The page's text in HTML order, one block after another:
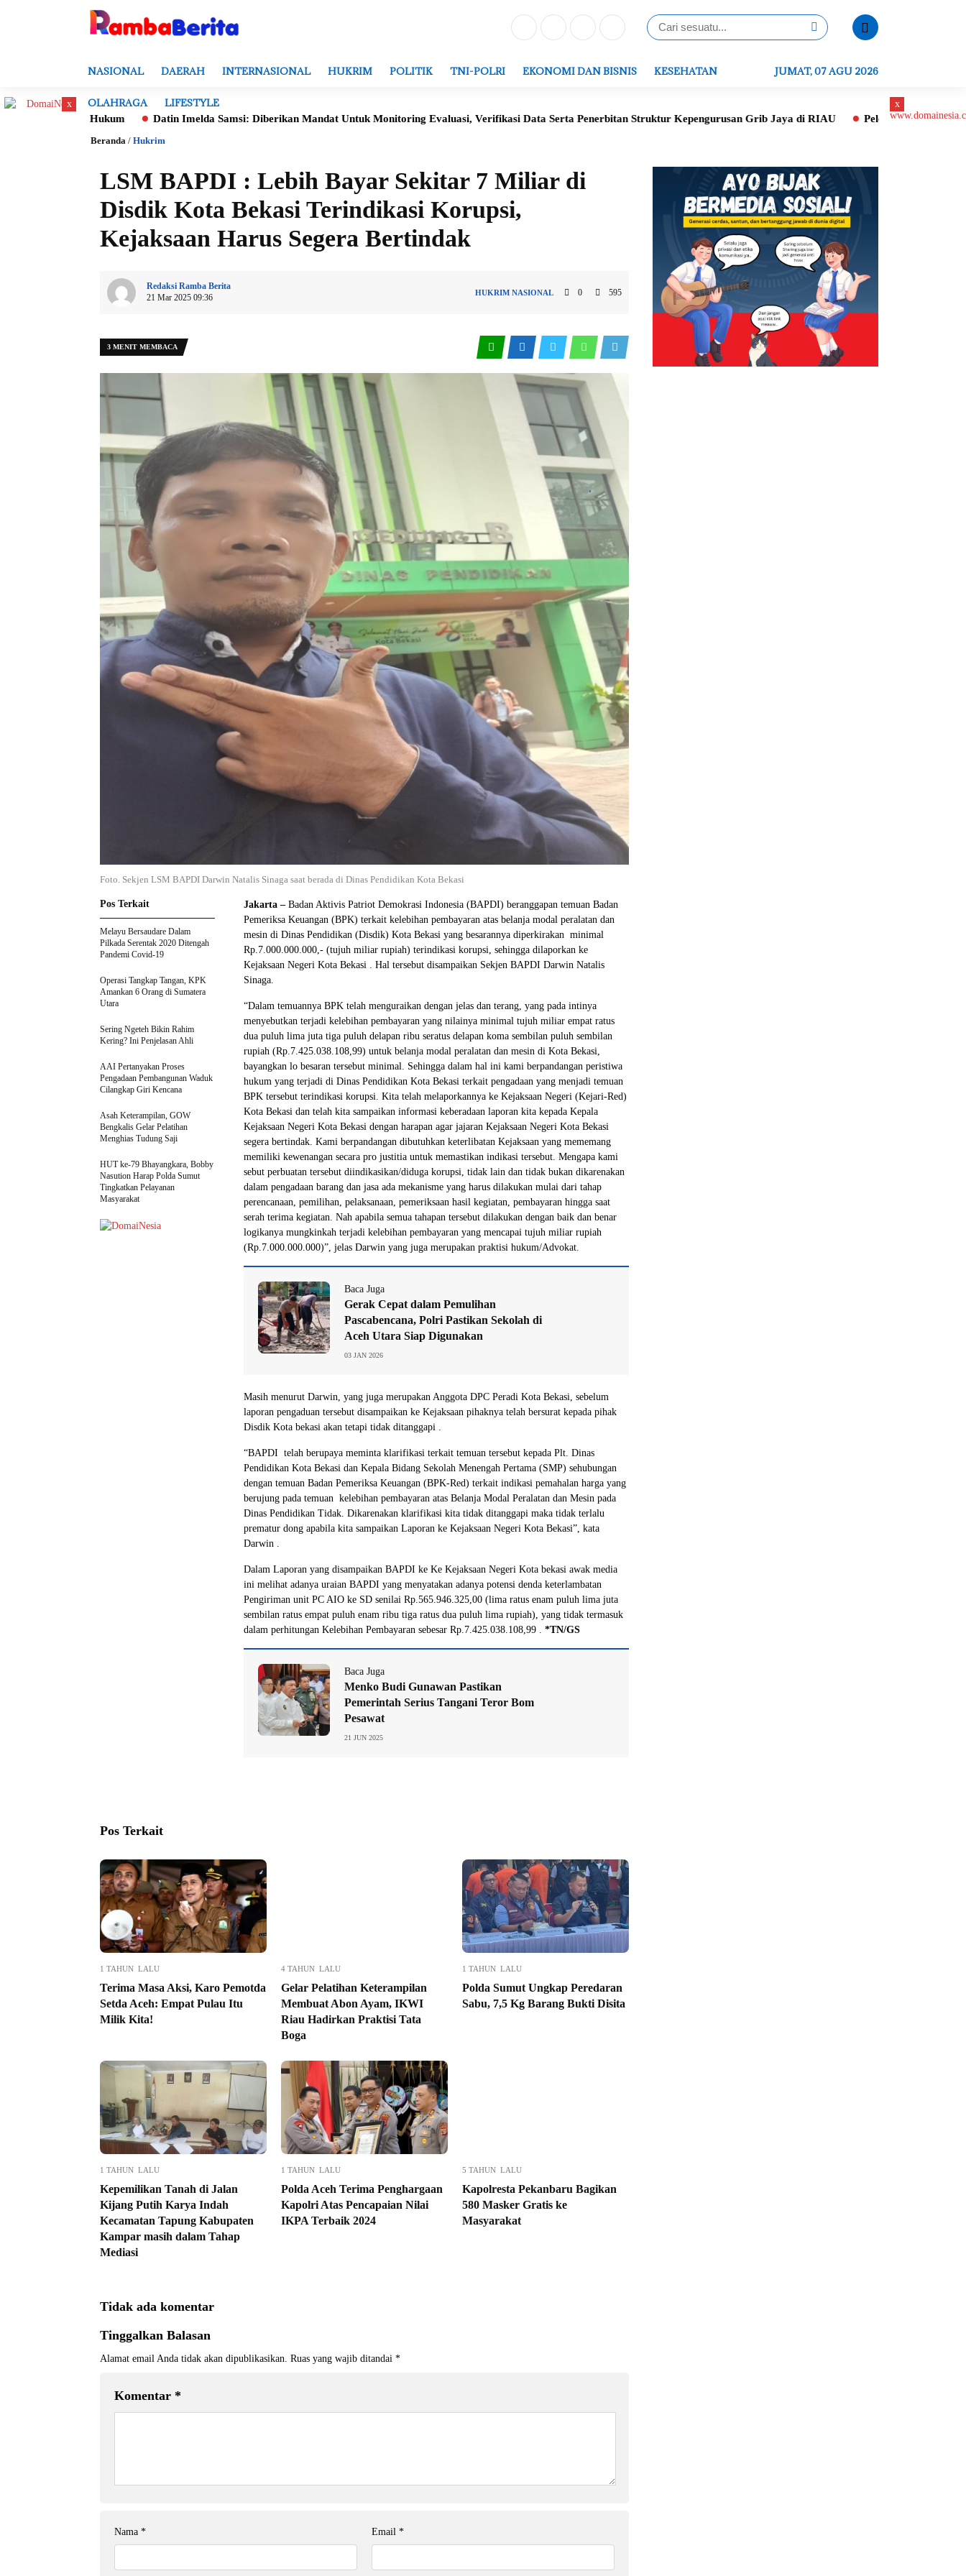
NASIONAL DAERAH INTERNASIONAL HUKRIM POLITIK TNI-POLRI EKONOMI DAN BISNIS KESEHATAN
OLAHRAGA LIFESTYLE
JUMAT, 07 AGU 2026
Datin Imelda Samsi: Diberikan Mandat Untuk Monitoring Evaluasi, Verifikasi Data Serta Penerbitan Struktur Kepengurusan Grib Jaya di RIAU Peletakan Batu Pertama Gereja St.
Beranda / Hukrim
LSM BAPDI : Lebih Bayar Sekitar 7 Miliar di
Disdik Kota Bekasi Terindikasi Korupsi,
Kejaksaan Harus Segera Bertindak
Redaksi Ramba Berita
21 Mar 2025 09:36
HUKRIM NASIONAL 0 595
3 MENIT MEMBACA
Foto. Sekjen LSM BAPDI Darwin Natalis Sinaga saat berada di Dinas Pendidikan Kota Bekasi
Jakarta – Badan Aktivis Patriot Demokrasi Indonesia (BAPDI) beranggapan temuan Badan
Pemeriksa Keuangan (BPK) terkait kelebihan pembayaran atas belanja modal peralatan dan
mesin di Dinas Pendidikan (Disdik) Kota Bekasi yang besarannya diperkirakan minimal
Rp.7.000.000.000,- (tujuh miliar rupiah) terindikasi korupsi, sehingga dilaporkan ke
Kejaksaan Negeri Kota Bekasi . Hal tersebut disampaikan Sekjen BAPDI Darwin Natalis
Sinaga.
“Dalam temuannya BPK telah menguraikan dengan jelas dan terang, yang pada intinya
menyebutkan terjadi kelebihan pembayaran yang nilainya minimal tujuh miliar empat ratus
dua puluh lima juta tiga puluh delapan ribu seratus delapan koma sembilan puluh sembilan
rupiah (Rp.7.425.038.108,99) untuk belanja modal peralatan dan mesin di Kota Bekasi,
bayangkan lo besaran tersebut minimal. Sehingga dalam hal ini kami berpandangan peristiwa
hukum yang terjadi di Dinas Pendidikan Kota Bekasi terkait pengadaan yang menjadi temuan
BPK tersebut terindikasi korupsi. Kita telah melaporkannya ke Kejaksaan Negeri (Kejari-Red)
Kota Bekasi dan telah kita sampaikan informasi keberadaan laporan kita kepada Kepala
Kejaksaan Negeri Kota Bekasi dengan harapan agar jajaran Kejaksaan Negeri Kota Bekasi
segera bertindak. Kami berpandangan dibutuhkan keterlibatan Kejaksaan yang mememang
memiliki kewenangan secara pro justitia untuk memastikan indikasi tersebut. Mengapa kami
sebut perbuatan tersebut diindikasikan/diduga korupsi, tidak lain dan tidak bukan dikarenakan
dalam pengadaan barang dan jasa ada mekanisme yang harus dilakukan mulai dari tahap
perencanaan, pemilihan, pelaksanaan, pemeriksaan hasil kegiatan, pembayaran hingga saat
serah terima kegiatan. Nah apabila semua tahapan tersebut dilakukan dengan baik dan benar
logikanya mungkinkah terjadi kelebihan pembayaran yang mencapai tujuh miliar rupiah
(Rp.7.000.000.000)”, jelas Darwin yang juga merupakan praktisi hukum/Advokat.
Baca Juga
Gerak Cepat dalam Pemulihan
Pascabencana, Polri Pastikan Sekolah di
Aceh Utara Siap Digunakan
03 JAN 2026
Masih menurut Darwin, yang juga merupakan Anggota DPC Peradi Kota Bekasi, sebelum
laporan pengaduan tersebut disampaikan ke Kejaksaan pihaknya telah bersurat kepada pihak
Disdik Kota bekasi akan tetapi tidak ditanggapi .
“BAPDI telah berupaya meminta klarifikasi terkait temuan tersebut kepada Plt. Dinas
Pendidikan Kota Bekasi dan Kepala Bidang Sekolah Menengah Pertama (SMP) sehubungan
dengan temuan Badan Pemeriksa Keuangan (BPK-Red) terkait indikasi pemahalan harga yang
berujung pada temuan kelebihan pembayaran atas Belanja Modal Peralatan dan Mesin pada
Dinas Pendidikan Tidak. Dikarenakan klarifikasi kita tidak ditanggapi maka tidak terlalu
prematur dong apabila kita sampaikan Laporan ke Kejaksaan Negeri Kota Bekasi”, kata
Darwin .
Dalam Laporan yang disampaikan BAPDI ke Ke Kejaksaan Negeri Kota bekasi awak media
ini melihat adanya uraian BAPDI yang menyatakan adanya potensi denda keterlambatan
Pengiriman unit PC AIO ke SD senilai Rp.565.946.325,00 (lima ratus enam puluh lima juta
sembilan ratus empat puluh enam ribu tiga ratus dua puluh lima rupiah), yang tidak termasuk
dalam perhitungan Kelebihan Pembayaran sebesar Rp.7.425.038.108,99 . *TN/GS
Baca Juga
Menko Budi Gunawan Pastikan
Pemerintah Serius Tangani Teror Bom
Pesawat
21 JUN 2025
Pos Terkait
Melayu Bersaudare Dalam
Pilkada Serentak 2020 Ditengah
Pandemi Covid-19
Operasi Tangkap Tangan, KPK
Amankan 6 Orang di Sumatera
Utara
Sering Ngeteh Bikin Rahim
Kering? Ini Penjelasan Ahli
AAI Pertanyakan Proses
Pengadaan Pembangunan Waduk
Cilangkap Giri Kencana
Asah Keterampilan, GOW
Bengkalis Gelar Pelatihan
Menghias Tudung Saji
HUT ke-79 Bhayangkara, Bobby
Nasution Harap Polda Sumut
Tingkatkan Pelayanan
Masyarakat
Pos Terkait
1 TAHUN LALU
Terima Masa Aksi, Karo Pemotda
Setda Aceh: Empat Pulau Itu
Milik Kita!
4 TAHUN LALU
Gelar Pelatihan Keterampilan
Membuat Abon Ayam, IKWI
Riau Hadirkan Praktisi Tata
Boga
1 TAHUN LALU
Polda Sumut Ungkap Peredaran
Sabu, 7,5 Kg Barang Bukti Disita
1 TAHUN LALU
Kepemilikan Tanah di Jalan
Kijang Putih Karya Indah
Kecamatan Tapung Kabupaten
Kampar masih dalam Tahap
Mediasi
1 TAHUN LALU
Polda Aceh Terima Penghargaan
Kapolri Atas Pencapaian Nilai
IKPA Terbaik 2024
5 TAHUN LALU
Kapolresta Pekanbaru Bagikan
580 Masker Gratis ke
Masyarakat
Tidak ada komentar
Tinggalkan Balasan
Alamat email Anda tidak akan dipublikasikan. Ruas yang wajib ditandai *
Komentar *
Nama * Email *
x x